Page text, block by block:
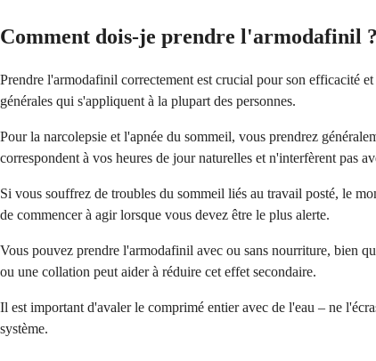
Comment dois-je prendre l'armodafinil ?
Prendre l'armodafinil correctement est crucial pour son efficacité
générales qui s'appliquent à la plupart des personnes.
Pour la narcolepsie et l'apnée du sommeil, vous prendrez
correspondent à vos heures de jour naturelles et n'interfèrent pas
Si vous souffrez de troubles du sommeil liés au travail posté, le
de commencer à agir lorsque vous devez être le plus alerte.
Vous pouvez prendre l'armodafinil avec ou sans nourriture, bien
ou une collation peut aider à réduire cet effet secondaire.
Il est important d'avaler le comprimé entier avec de l'eau – ne
système.